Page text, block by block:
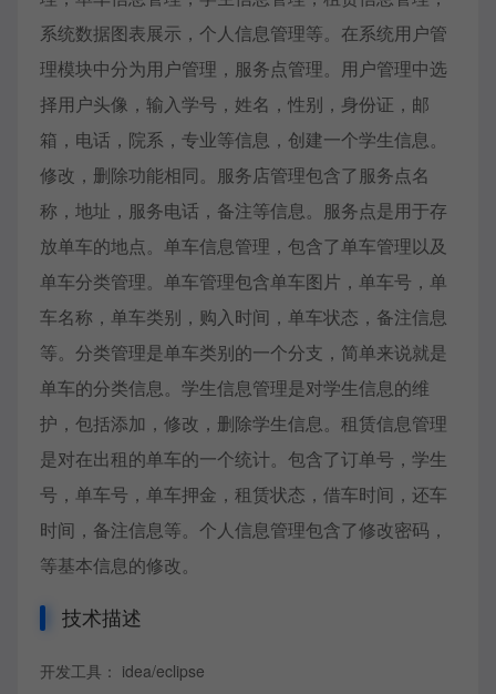
系统数据图表展示，个人信息管理等。在系统用户管
理模块中分为用户管理，服务点管理。用户管理中选
择用户头像，输入学号，姓名，性别，身份证，邮
箱，电话，院系，专业等信息，创建一个学生信息。
修改，删除功能相同。服务店管理包含了服务点名
称，地址，服务电话，备注等信息。服务点是用于存
放单车的地点。单车信息管理，包含了单车管理以及
单车分类管理。单车管理包含单车图片，单车号，单
车名称，单车类别，购入时间，单车状态，备注信息
等。分类管理是单车类别的一个分支，简单来说就是
单车的分类信息。学生信息管理是对学生信息的维
护，包括添加，修改，删除学生信息。租赁信息管理
是对在出租的单车的一个统计。包含了订单号，学生
号，单车号，单车押金，租赁状态，借车时间，还车
时间，备注信息等。个人信息管理包含了修改密码，
等基本信息的修改。
技术描述
开发工具： idea/eclipse